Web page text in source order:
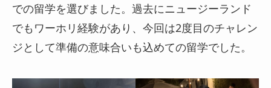
での留学を選びました。過去にニュージーランド
でもワーホリ経験があり、今回は2度目のチャレン
ジとして準備の意味合いも込めての留学でした。